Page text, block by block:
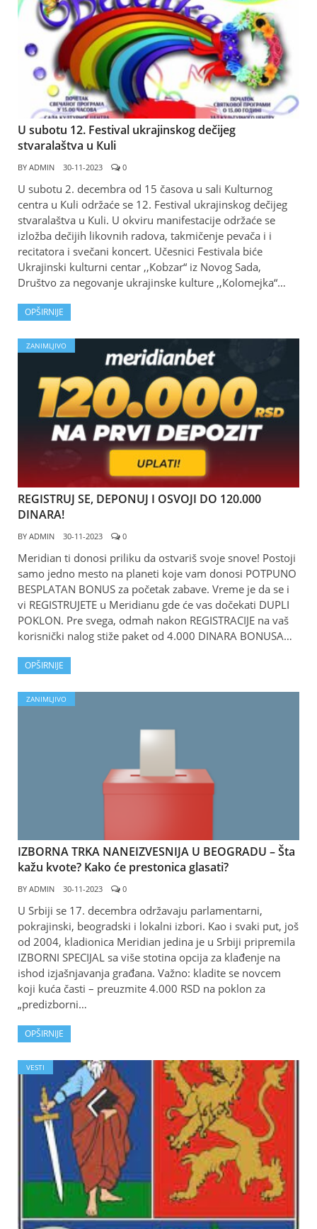
U subotu 12. Festival ukrajinskog dečijeg
stvaralaštva u Кuli
BY ADMIN 30-11-2023 0
U subotu 2. decembra od 15 časova u sali Кulturnog
centra u Кuli održaće se 12. Festival ukrajinskog dečijeg
stvaralaštva u Кuli. U okviru manifestacije održaće se
izložba dečijih likovnih radova, takmičenje pevača i i
recitatora i svečani koncert. Učesnici Festivala biće
Ukrajinski kulturni centar ,,Кobzar“ iz Novog Sada,
Društvo za negovanje ukrajinske kulture ,,Кolomejka“…
OPŠIRNIJE
ZANIMLJIVO
REGISTRUJ SE, DEPONUJ I OSVOJI DO 120.000
DINARA!
BY ADMIN 30-11-2023 0
Meridian ti donosi priliku da ostvariš svoje snove! Postoji
samo jedno mesto na planeti koje vam donosi POTPUNO
BESPLATAN BONUS za početak zabave. Vreme je da se i
vi REGISTRUJETE u Meridianu gde će vas dočekati DUPLI
POKLON. Pre svega, odmah nakon REGISTRACIJE na vaš
korisnički nalog stiže paket od 4.000 DINARA BONUSA…
OPŠIRNIJE
ZANIMLJIVO
IZBORNA TRKA NANEIZVESNIJA U BEOGRADU – Šta
kažu kvote? Kako će prestonica glasati?
BY ADMIN 30-11-2023 0
U Srbiji se 17. decembra održavaju parlamentarni,
pokrajinski, beogradski i lokalni izbori. Kao i svaki put, još
od 2004, kladionica Meridian jedina je u Srbiji pripremila
IZBORNI SPECIJAL sa više stotina opcija za klađenje na
ishod izjašnjavanja građana. Važno: kladite se novcem
koji kuća časti – preuzmite 4.000 RSD na poklon za
„predizborni…
OPŠIRNIJE
VESTI